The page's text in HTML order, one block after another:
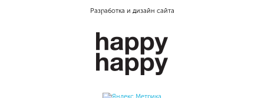
Разработка и дизайн сайта